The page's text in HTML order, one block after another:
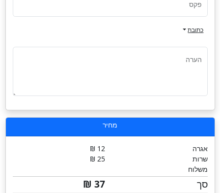
פקס
כתובת
הערה
מחיר
אגרה
12 ₪
שרות
25 ₪
משלוח
סך 37 ₪